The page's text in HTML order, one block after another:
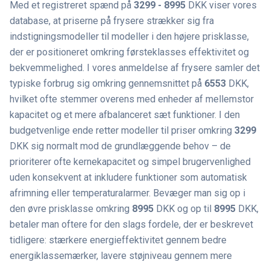
Med et registreret spænd på 3299 - 8995 DKK viser vores
database, at priserne på frysere strækker sig fra
indstigningsmodeller til modeller i den højere prisklasse,
der er positioneret omkring førsteklasses effektivitet og
bekvemmelighed. I vores anmeldelse af frysere samler det
typiske forbrug sig omkring gennemsnittet på 6553 DKK,
hvilket ofte stemmer overens med enheder af mellemstor
kapacitet og et mere afbalanceret sæt funktioner. I den
budgetvenlige ende retter modeller til priser omkring 3299
DKK sig normalt mod de grundlæggende behov – de
prioriterer ofte kernekapacitet og simpel brugervenlighed
uden konsekvent at inkludere funktioner som automatisk
afrimning eller temperaturalarmer. Bevæger man sig op i
den øvre prisklasse omkring 8995 DKK og op til 8995 DKK,
betaler man oftere for den slags fordele, der er beskrevet
tidligere: stærkere energieffektivitet gennem bedre
energiklassemærker, lavere støjniveau gennem mere